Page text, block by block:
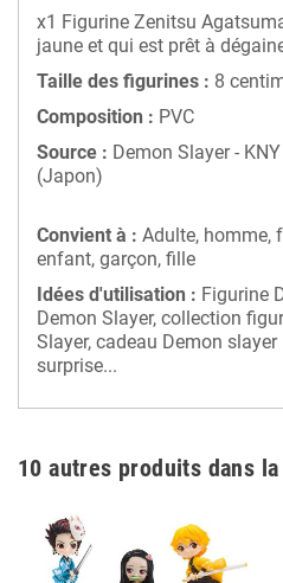
x1 Figurine Zenitsu
jaune et qui est prêt à
Taille des figurines : 8
Composition : PVC
Source : Demon Slayer -
(Japon)
Convient à : Adulte, homme,
enfant, garçon, fille
Idées d'utilisation : Figurine
Demon Slayer, collection
Slayer, cadeau Demon
surprise...
10 autres produits dans